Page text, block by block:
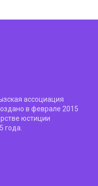
ассоциация
в феврале 2015
юстиции
года.